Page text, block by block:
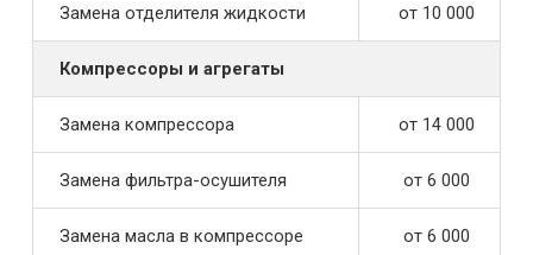
Замена отделителя жидкости от 10 000
Компрессоры и агрегаты
Замена компрессора от 14 000
Замена фильтра-осушителя от 6 000
Замена масла в компрессоре от 6 000